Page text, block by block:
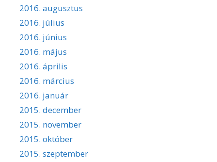
2016. augusztus
2016. július
2016. június
2016. május
2016. április
2016. március
2016. január
2015. december
2015. november
2015. október
2015. szeptember